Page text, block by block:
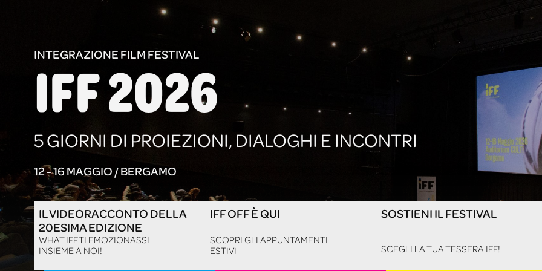
INTEGRAZIONE FILM FESTIVAL
IFF 2026
5 GIORNI DI PROIEZIONI, DIALOGHI E INCONTRI
12 - 16 MAGGIO / BERGAMO
IL VIDEORACCONTO DELLA
20ESIMA EDIZIONE
WHAT IFF TI EMOZIONASSI
INSIEME A NOI!
IFF OFF È QUI
SCOPRI GLI APPUNTAMENTI
ESTIVI
SOSTIENI IL FESTIVAL
SCEGLI LA TUA TESSERA IFF!